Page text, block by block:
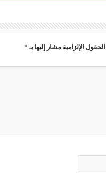
الحقول الإلزامية مشار إليها بـ *